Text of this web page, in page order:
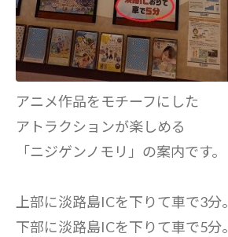
アニメ作品をモチーフにした
アトラクションが楽しめる
「ニジゲンノモリ」の案内です。
上部に淡路島ICを下りて車で3分。
下部に淡路島ICを下りて車で5分。